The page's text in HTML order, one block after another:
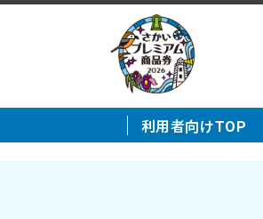
利用者向けTOP